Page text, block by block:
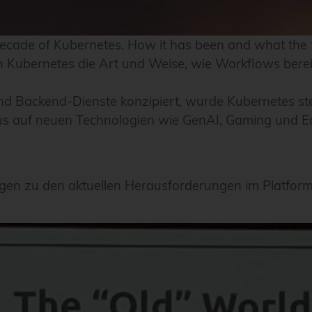
of Kubernetes. How it has been and what
die Art und Weise, wie Workflows
Backend-Dienste konzipiert, wurde Kubernetes
auf neuen Technologien wie GenAI, Gaming und
zu den aktuellen Herausforderungen im